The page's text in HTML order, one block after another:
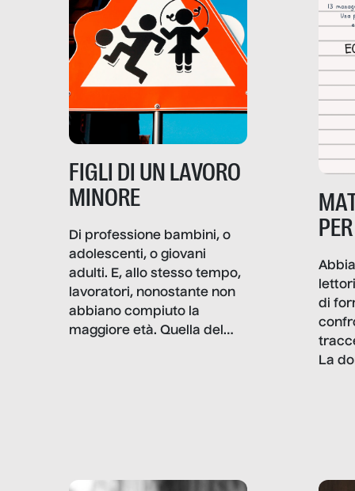
soprattutto nei luoghi di
frattura. Questo reportage
nasce dall’idea che guerre
e crisi penetrino nel tessuto
più intimo delle società per
alterarne le molecole
professionali – e, attraverso
esse, il senso stesso della
lavoro rovescia la sua
gravità.
FIGLI DI UN LAVORO
MINORE
Di professione bambini, o
adolescenti, o giovani
adulti. E, allo stesso tempo,
lavoratori, nonostante non
abbiano compiuto la
maggiore età. Quella del
minori. […]
di
La